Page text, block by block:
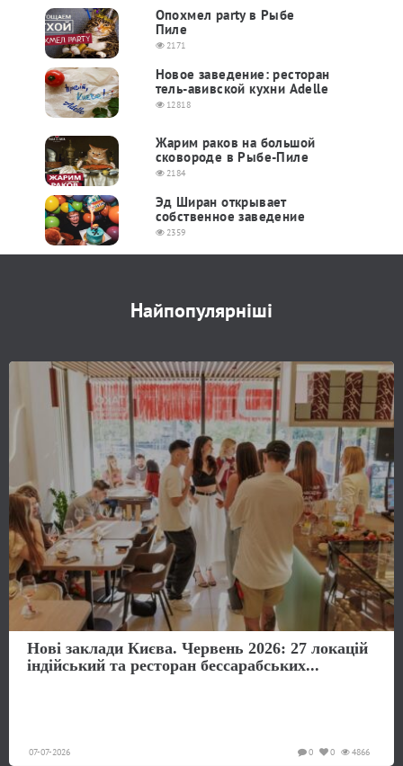
Опохмел party в Рыбе
Пиле
2171
Новое заведение: ресторан
тель-авивской кухни Adelle
12818
Жарим раков на большой
сковороде в Рыбе-Пиле
2184
Эд Ширан открывает
собственное заведение
2359
Найпопулярніші
Нові заклади Києва. Червень 2026: 27 локацій
індійський та ресторан бессарабських...
07-07-2026 4866
0
0